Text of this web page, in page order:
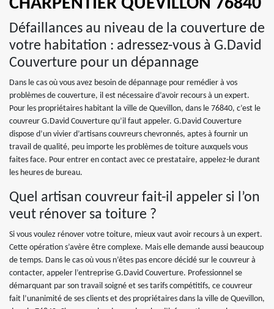
CHARPENTIER QUEVILLON 76840
Défaillances au niveau de la couverture de
votre habitation : adressez-vous à G.David
Couverture pour un dépannage
Dans le cas où vous avez besoin de dépannage pour remédier à vos
problèmes de couverture, il est nécessaire d’avoir recours à un expert.
Pour les propriétaires habitant la ville de Quevillon, dans le 76840, c’est le
couvreur G.David Couverture qu’il faut appeler. G.David Couverture
dispose d’un vivier d’artisans couvreurs chevronnés, aptes à fournir un
travail de qualité, peu importe les problèmes de toiture auxquels vous
faites face. Pour entrer en contact avec ce prestataire, appelez-le durant
les heures de bureau.
Quel artisan couvreur fait-il appeler si l’on
veut rénover sa toiture ?
Si vous voulez rénover votre toiture, mieux vaut avoir recours à un expert.
Cette opération s’avère être complexe. Mais elle demande aussi beaucoup
de temps. Dans le cas où vous n’êtes pas encore décidé sur le couvreur à
contacter, appeler l’entreprise G.David Couverture. Professionnel se
démarquant par son travail soigné et ses tarifs compétitifs, ce couvreur
fait l’unanimité de ses clients et des propriétaires dans la ville de Quevillon,